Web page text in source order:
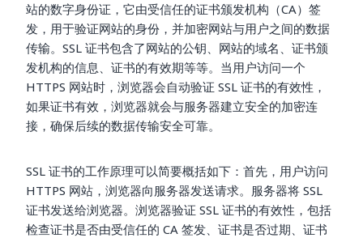
站的数字身份证，它由受信任的证书颁发机构（CA）签
发，用于验证网站的身份，并加密网站与用户之间的数据
传输。SSL 证书包含了网站的公钥、网站的域名、证书颁
发机构的信息、证书的有效期等等。当用户访问一个
HTTPS 网站时，浏览器会自动验证 SSL 证书的有效性，
如果证书有效，浏览器就会与服务器建立安全的加密连
接，确保后续的数据传输安全可靠。
SSL 证书的工作原理可以简要概括如下：首先，用户访问
HTTPS 网站，浏览器向服务器发送请求。服务器将 SSL
证书发送给浏览器。浏览器验证 SSL 证书的有效性，包括
检查证书是否由受信任的 CA 签发、证书是否过期、证书